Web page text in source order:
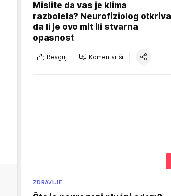
Mislite da vas je klima
razbolela? Neurofiziolog otkriva
da li je ovo mit ili stvarna
opasnost
Reaguj Komentariši
ZDRAVLJE